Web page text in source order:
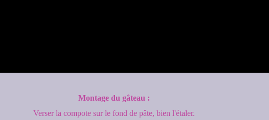
Montage du gâteau :
Verser la compote sur le fond de pâte, bien l'étaler.